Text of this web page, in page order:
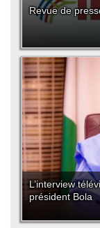
Revue de
L’interview
président Bola